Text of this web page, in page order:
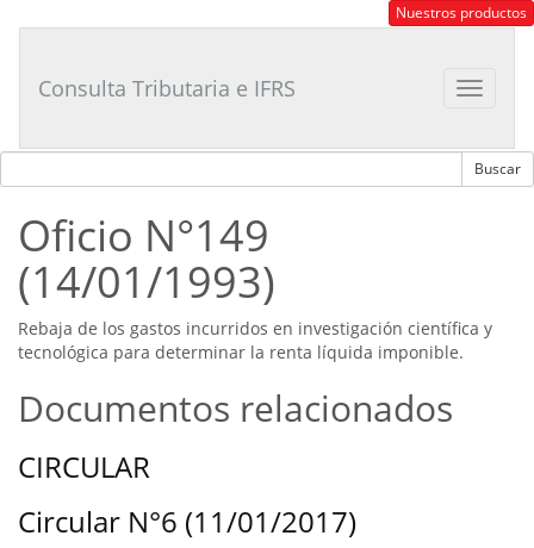
Tributario
Nuestros productos
Toggle
Consulta Tributaria e IFRS
Oficio N°149
(14/01/1993)
Rebaja de los gastos incurridos en investigación científica y
tecnológica para determinar la renta líquida imponible.
Documentos relacionados
CIRCULAR
Circular N°6 (11/01/2017)